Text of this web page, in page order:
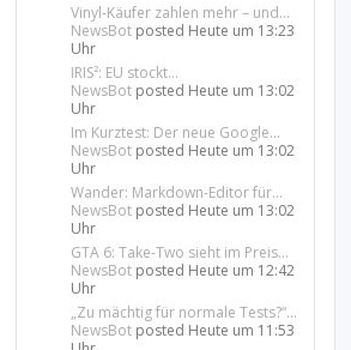
Vinyl-Käufer zahlen mehr – und...
NewsBot posted Heute um 13:23
Uhr
IRIS²: EU stockt...
NewsBot posted Heute um 13:02
Uhr
Im Kurztest: Der neue Google...
NewsBot posted Heute um 13:02
Uhr
Wander: Markdown-Editor für...
NewsBot posted Heute um 13:02
Uhr
GTA 6: Take-Two sieht im Preis...
NewsBot posted Heute um 12:42
Uhr
„Zu mächtig für normale Tests?“...
NewsBot posted Heute um 11:53